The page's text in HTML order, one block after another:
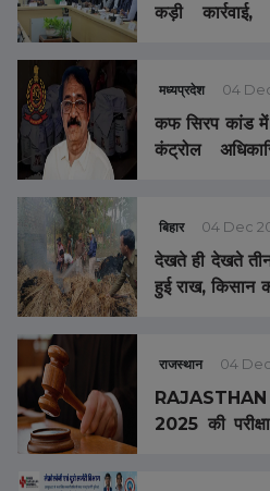
कड़ी
मध्यप्रदेश 04
कफ सिरप कांड में
कंट्रोल
बिहार 04 Dec
देखते ही देखते
हुई राख, किसान
राजस्थान 04
2025 की